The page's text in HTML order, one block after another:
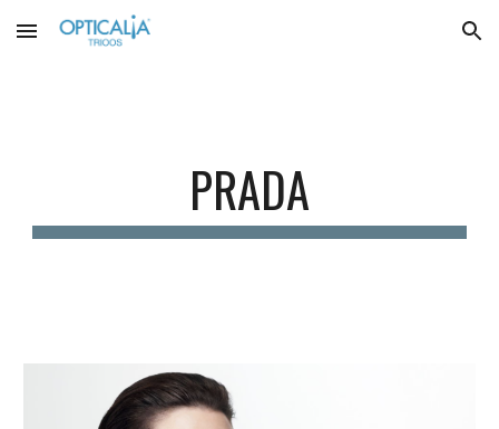
Skip to main content Skip to navigation
PRADA